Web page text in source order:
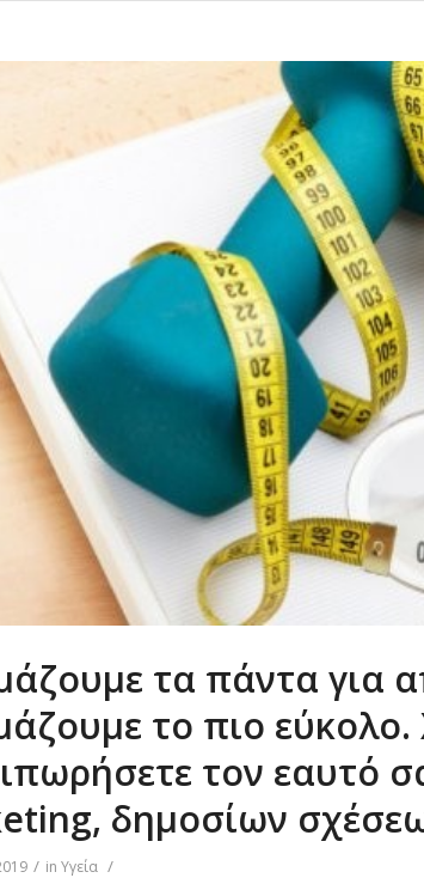
τα πάντα για
το πιο
τον εαυτό
δημοσίων
/ in Υγεία /